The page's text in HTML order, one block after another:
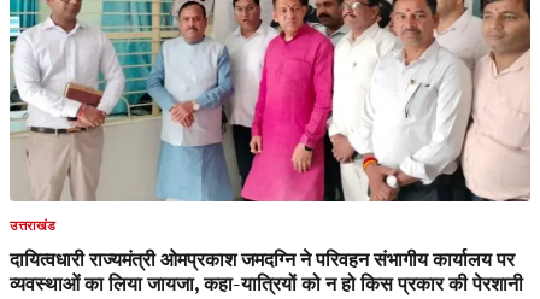
उत्तराखंड
दायित्वधारी राज्यमंत्री ओमप्रकाश जमदग्नि ने परिवहन संभागीय कार्यालय पर
व्यवस्थाओं का लिया जायजा, कहा-यात्रियों को न हो किस प्रकार की पेरशानी